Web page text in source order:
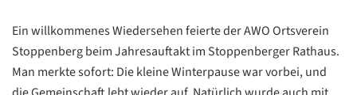
Ein willkommenes Wiedersehen feierte der AWO Ortsverein
Stoppenberg beim Jahresauftakt im Stoppenberger Rathaus.
Man merkte sofort: Die kleine Winterpause war vorbei, und